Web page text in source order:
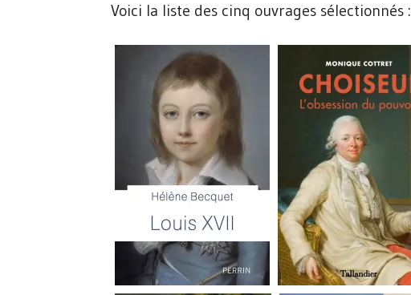
Voici la liste des cinq ouvrages sélectionnés :